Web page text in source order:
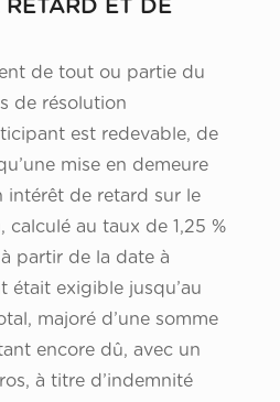
ET DE
de tout ou partie du
de résolution
est redevable, de
mise en demeure
intérêt de retard sur le
calculé au taux de 1,25 %
partir de la date à
était exigible jusqu’au
majoré d’une somme
encore dû, avec un
à titre d’indemnité